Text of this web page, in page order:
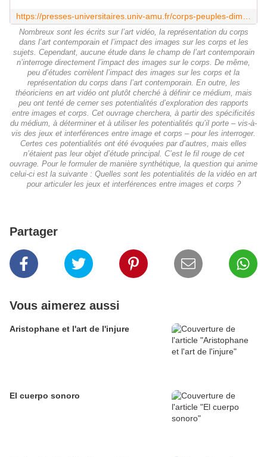
Nombreux sont les écrits sur l’art vidéo, la représentation du corps
dans l’art contemporain et l’impact des images sur les corps et les
sujets. Cependant, aucune étude dans le champ de l’art contemporain
n’interroge directement l’impact des images sur le corps. De même,
peu d’études corrèlent l’impact des images sur les corps et la
représentation du corps dans l’art contemporain. En outre, les
théoriciens en art vidéo ont plutôt cherché à définir ce médium, mais
peu ont tenté de cerner ses potentialités d’exploration des rapports
entre images et corps. Cet ouvrage cherchera, à partir des spécificités
du médium, à déterminer et à utiliser les potentialités qu’il porte – vis-à-
vis des jeux et interférences entre image et corps – pour les interroger.
Certes ces potentialités ont été évoquées par d’autres, mais elles
n’étaient pas leur objet d’étude principal. C’est le fil rouge de cet
ouvrage. Pour le formuler de manière synthétique, la question qui anime
celui-ci est la suivante : Quelles sont les potentialités de la vidéo en art
pour articuler les jeux et interférences entre images et corps ?
Partager
Vous aimerez aussi
Aristophane et l'art de l'injure
El cuerpo sonoro